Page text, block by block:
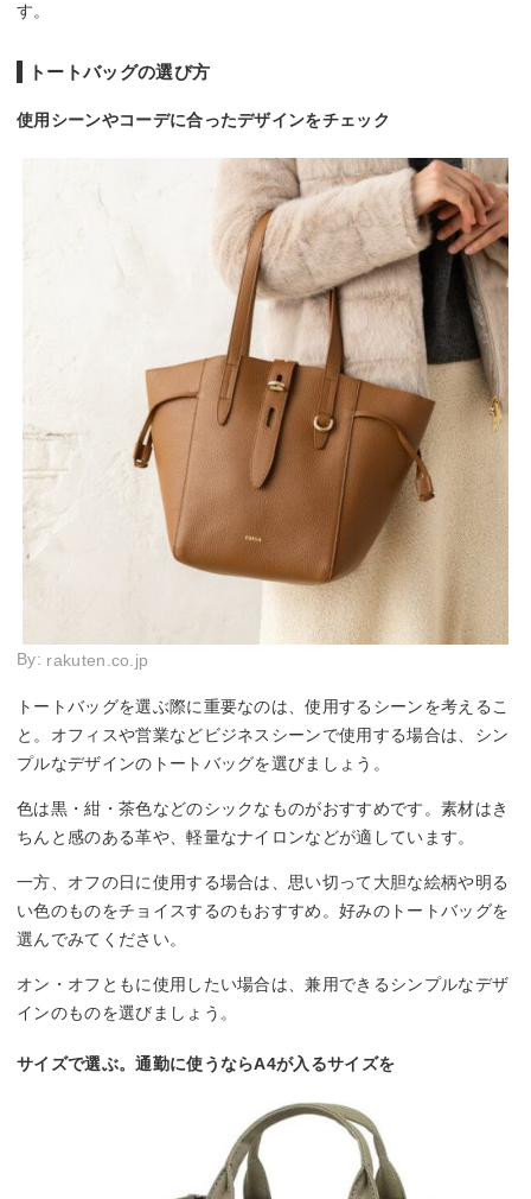
す。
トートバッグの選び方
使用シーンやコーデに合ったデザインをチェック
By: rakuten.co.jp
トートバッグを選ぶ際に重要なのは、使用するシーンを考えるこ
と。オフィスや営業などビジネスシーンで使用する場合は、シン
プルなデザインのトートバッグを選びましょう。
色は黒・紺・茶色などのシックなものがおすすめです。素材はき
ちんと感のある革や、軽量なナイロンなどが適しています。
一方、オフの日に使用する場合は、思い切って大胆な絵柄や明る
い色のものをチョイスするのもおすすめ。好みのトートバッグを
選んでみてください。
オン・オフともに使用したい場合は、兼用できるシンプルなデザ
インのものを選びましょう。
サイズで選ぶ。通勤に使うならA4が入るサイズを